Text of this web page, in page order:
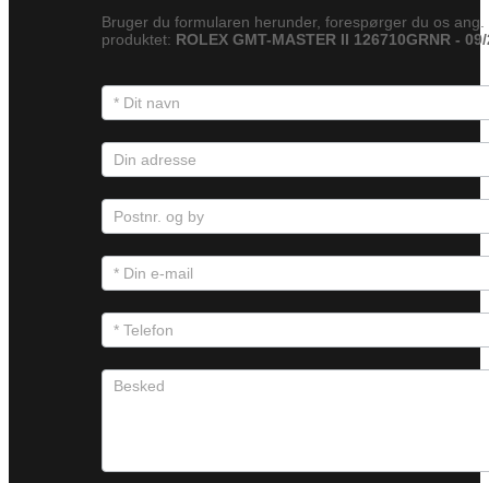
Bruger du formularen herunder, forespørger du os ang.
produktet: ROLEX GMT-MASTER II 126710GRNR -